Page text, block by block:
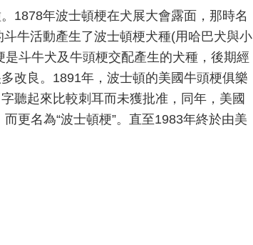
1878年波士頓梗在犬展大會露面，那時名
牛活動產生了波士頓梗犬種(用哈巴犬與小
斗牛犬及牛頭梗交配產生的犬種，後期經
改良。1891年，波士頓的美國牛頭梗俱樂
聽起來比較刺耳而未獲批准，同年，美國
更名為“波士頓梗”。直至1983年終於由美